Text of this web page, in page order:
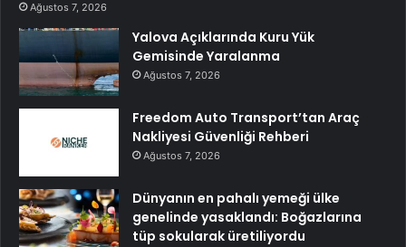
Ağustos 7, 2026
Yalova Açıklarında Kuru Yük
Gemisinde Yaralanma
Ağustos 7, 2026
Freedom Auto Transport’tan Araç
Nakliyesi Güvenliği Rehberi
Ağustos 7, 2026
Dünyanın en pahalı yemeği ülke
genelinde yasaklandı: Boğazlarına
tüp sokularak üretiliyordu